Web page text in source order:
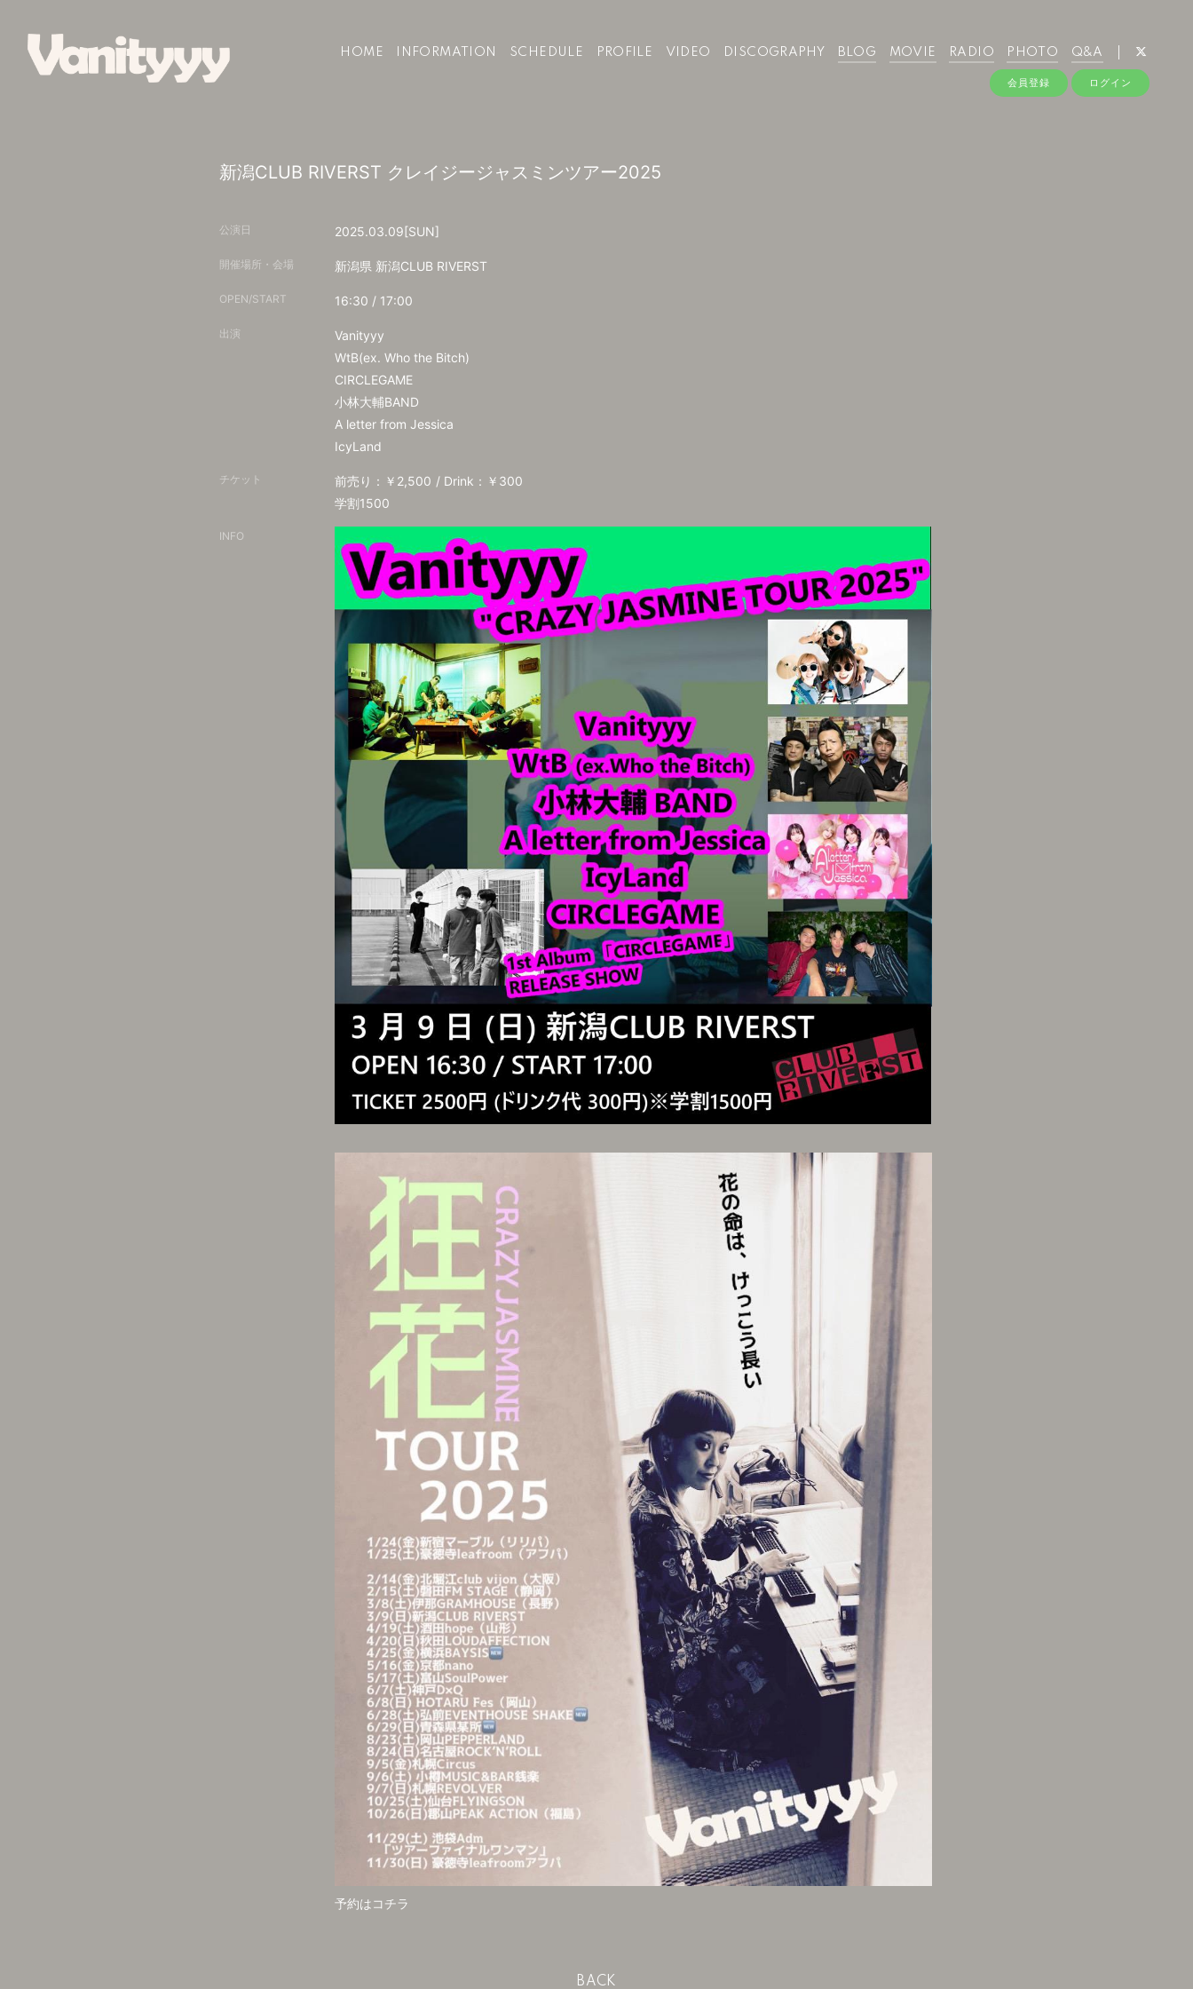
HOME INFORMATION SCHEDULE PROFILE VIDEO DISCOGRAPHY BLOG MOVIE RADIO PHOTO Q&A
会員登録 ログイン
新潟CLUB RIVERST クレイジージャスミンツアー2025
公演日 2025.03.09[SUN]
開催場所・会場 新潟県 新潟CLUB RIVERST
OPEN/START 16:30 / 17:00
出演
Vanityyy
WtB(ex. Who the Bitch)
CIRCLEGAME
小林大輔BAND
A letter from Jessica
IcyLand
チケット 前売り：￥2,500
Drink：￥300
学割1500
INFO
予約はコチラ
BACK